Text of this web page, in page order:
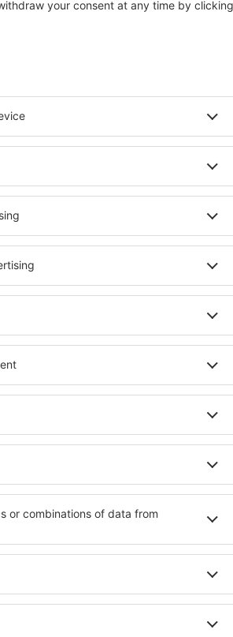
Nationalpark Villarrica
Nationalpark
Die Unterkünfte in Nationalpark
umfangreiches Angebot von
Paare, Familien, Senioren und
Apartments, Hotels und
Privatsphäre bieten und sich im
Villarrica befinden. Die
Mietwagen, öffentlichen
und Freizeiteinrichtungen sind die
Wenn Sie an Luxusunterkünften
Nationalpark Villarrica ein breites
ausgewählten Ort finden Sie alles,
oder Ihrer Geschäftsreise
Nationalpark Villarrica buchen
für Behinderte, Säuglinge und
Welche
Unterkünften in